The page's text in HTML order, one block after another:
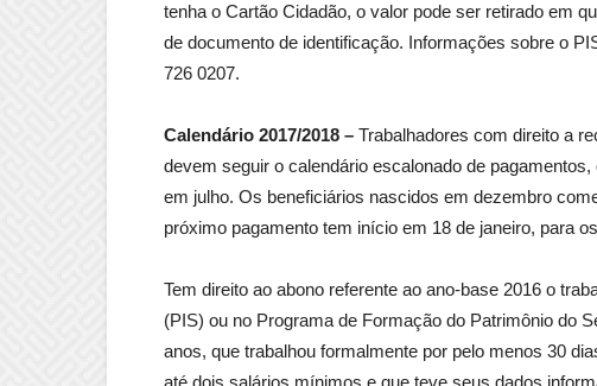
tenha o Cartão Cidadão, o valor pode ser retirado em
de documento de identificação. Informações sobre o
726 0207.
Calendário 2017/2018 – Trabalhadores com direito a
devem seguir o calendário escalonado de
em julho. Os beneficiários nascidos em dezembro
próximo pagamento tem início em 18 de janeiro, para
Tem direito ao abono referente ao ano-base 2016 o
(PIS) ou no Programa de Formação do Patrimônio do
anos, que trabalhou formalmente por pelo menos 30
até dois salários mínimos e que teve seus dados